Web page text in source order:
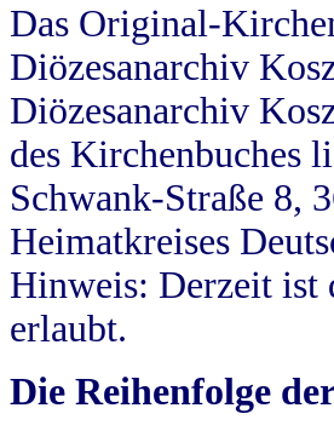
Das Original-
Diözesanarchiv
Diözesanarchiv
des Kirchenbuches
Schwank-Straße 8,
Heimatkreises
Hinweis: Derzeit ist
erlaubt.
Die Reihenfolge